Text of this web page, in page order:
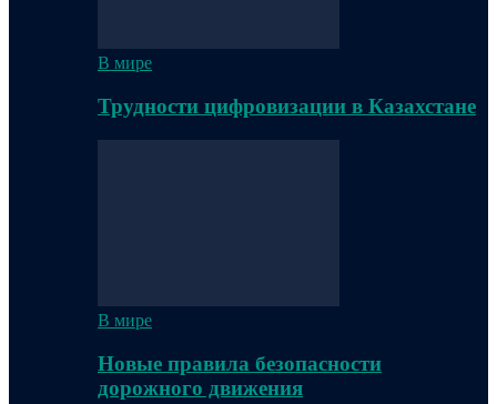
В мире
Трудности цифровизации в Казахстане
В мире
Новые правила безопасности
дорожного движения